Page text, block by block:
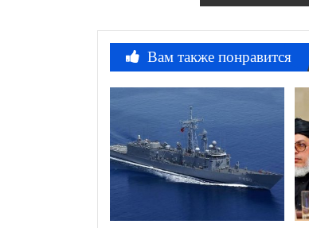
Вам также понравится